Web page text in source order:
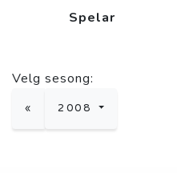
Spelar
Velg sesong:
« 2008